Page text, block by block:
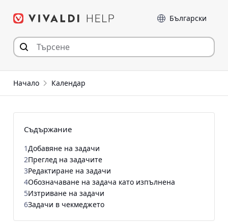
към съдържанието
Език
Начало Календар
Съдържание
1Добавяне на задачи
2Преглед на задачите
3Редактиране на задачи
4Обозначаване на задача като изпълнена
5Изтриване на задачи
6Задачи в чекмеджето